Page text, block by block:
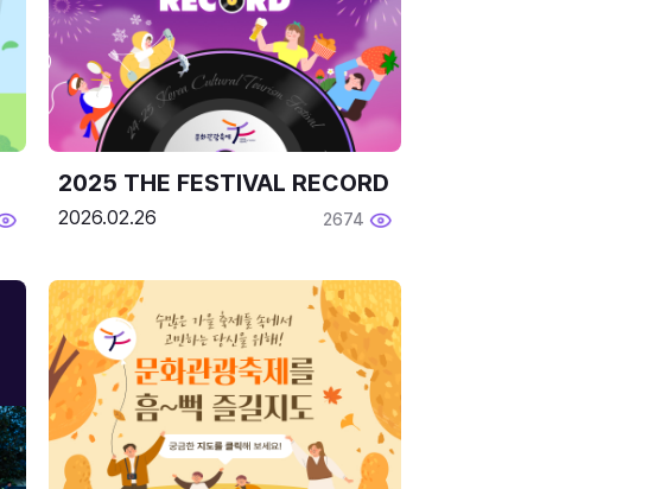
2025 THE FESTIVAL RECORD
2026.02.26 2674